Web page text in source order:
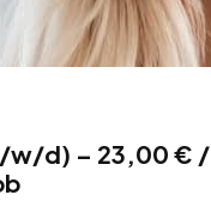
w/d) – 23,00 € /